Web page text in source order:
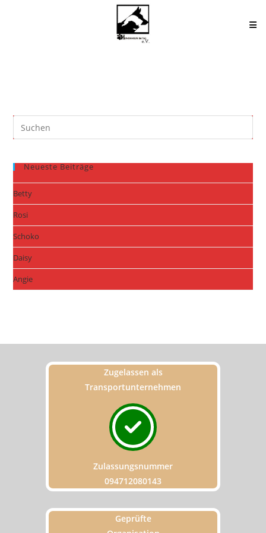
Neueste Beiträge
Betty
Rosi
Schoko
Daisy
Angie
Zugelassen als
Transportunternehmen
Zulassungsnummer
094712080143
Geprüfte